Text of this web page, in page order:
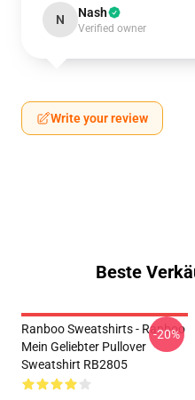
N Nash
Verified owner
Write your review
Beste
Ranboo Sweatshirts - Ranboo
Mein Geliebter Pullover
Sweatshirt RB2805
-20%